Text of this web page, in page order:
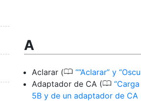
A
Aclarar (0 “Aclarar” y
Adaptador de CA (0
5B y de un adaptador de